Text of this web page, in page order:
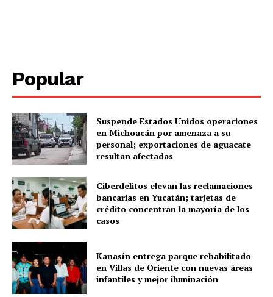
SUBSCRIBE NOW
Menú
Yucatán
Sociedad y Negocios
Policíacas
Popular
Suspende Estados Unidos operaciones
en Michoacán por amenaza a su
personal; exportaciones de aguacate
resultan afectadas
Ciberdelitos elevan las reclamaciones
bancarias en Yucatán; tarjetas de
crédito concentran la mayoría de los
casos
Kanasín entrega parque rehabilitado
en Villas de Oriente con nuevas áreas
infantiles y mejor iluminación